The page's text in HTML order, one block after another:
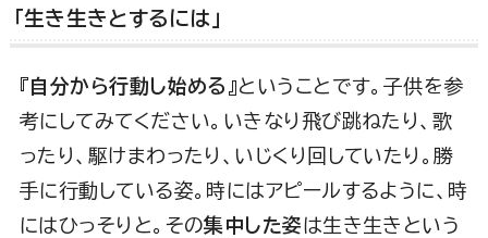
「生き生きとするには」
『自分から行動し始める 』ということです。子供を参
考にしてみてください。いきなり飛び跳ねたり、歌
ったり、駆けまわったり、いじくり回していたり。勝
手に行動している姿。時にはアピールするように、時
にはひっそりと。その集中した姿は生き生きという